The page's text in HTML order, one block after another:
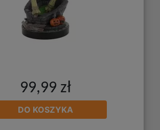
99,99 zł
DO KOSZYKA